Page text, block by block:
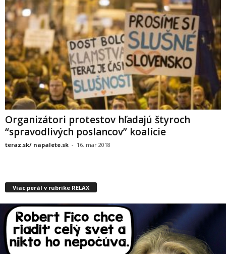
Organizátori protestov hľadajú štyroch
“spravodlivých poslancov” koalície
teraz.sk/ napalete.sk - 16. mar 2018
Viac perál v rubrike RELAX